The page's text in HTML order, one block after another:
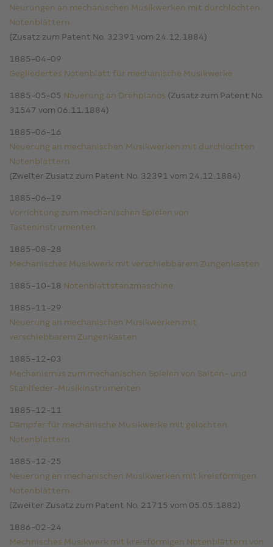
Neurungen an mechanischen Musikwerken mit durchlochten
Notenblättern
(Zusatz zum Patent No. 32391 vom 24.12.1884)
1885-04-09
Gegliedertes Notenblatt für mechanische Musikwerke
1885-05-05 Neuerung an Drehpianos (Zusatz zum Patent No.
31547 vom 06.11.1884)
1885-06-16
Neuerung an mechanischen Musikwerken mit durchlochten
Notenblättern
(Zweiter Zusatz zum Patent No. 32391 vom 24.12.1884)
1885-06-19
Vorrichtung zum mechanischen Spielen von
Tasteninstrumenten
1885-08-28
Mechanisches Musikwerk mit verschiebbarem Zungenkasten
1885-10-18 Notenblattstanzmaschine
1885-11-29
Neuerung an mechanischen Musikwerken mit
verschiebbarem Zungenkasten
1885-12-03
Mechanismus zum mechanischen Spielen von Saiten- und
Stahlfeder-Musikinstrumenten
1885-12-11
Dämpfer für mechanische Musikwerke mit gelochten
Notenblättern
1885-12-25
Neuerung en mechanischen Musikwerken mit kreisförmigen
Notenblättern
(Zweiter Zusatz zum Patent No. 21715 vom 05.05.1882)
1886-02-24
Mechnisches Musikwerk mit kreisförmigen Notenblättern von